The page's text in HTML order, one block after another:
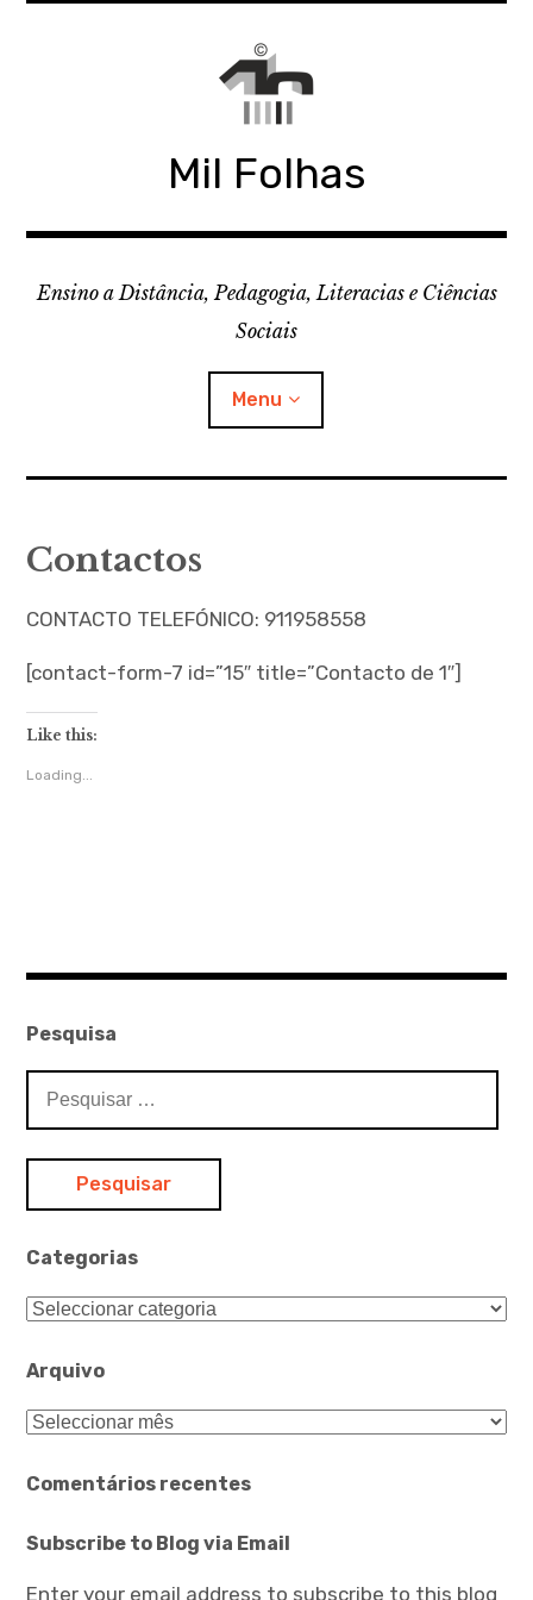
Mil Folhas
Ensino a Distância, Pedagogia, Literacias e Ciências
Sociais
Menu
Ferramentas Digitais
Blog
Glossário de Psicologia
Psicologia – Biografias
Contactos
CONTACTO TELEFÓNICO: 911958558
[contact-form-7 id=”15″ title=”Contacto de 1″]
Like this:
Loading...
Pesquisa
por:
Categorias
Categorias
Arquivo
Arquivo
Comentários recentes
Subscribe to Blog via Email
Enter your email address to subscribe to this blog